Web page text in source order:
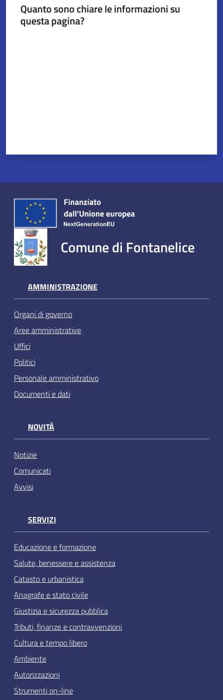
Quanto sono chiare le informazioni su
questa pagina?
Comune di Fontanelice
AMMINISTRAZIONE
Organi di governo
Aree amministrative
Uffici
Politici
Personale amministrativo
Documenti e dati
NOVITÀ
Notizie
Comunicati
Avvisi
SERVIZI
Educazione e formazione
Salute, benessere e assistenza
Catasto e urbanistica
Anagrafe e stato civile
Giustizia e sicurezza pubblica
Tributi, finanze e contravvenzioni
Cultura e tempo libero
Ambiente
Autorizzazioni
Strumenti on-line